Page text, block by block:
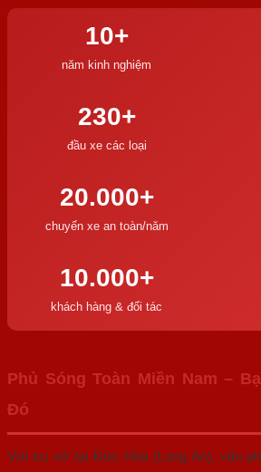
10+
năm kinh nghiệm
230+
đầu xe các loại
20.000+
chuyến xe an toàn/năm
10.000+
khách hàng & đối tác
Phủ Sóng Toàn Miền Nam –
Đó
Với trụ sở tại Đức Hòa (Long An), văn